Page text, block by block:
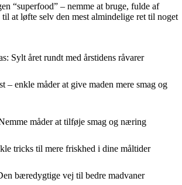
“superfood” – nemme at bruge, fulde af
at løfte selv den mest almindelige ret til noget
Sylt året rundt med årstidens råvarer
– enkle måder at give maden mere smag og
måder at tilføje smag og næring
tricks til mere friskhed i dine måltider
bæredygtige vej til bedre madvaner